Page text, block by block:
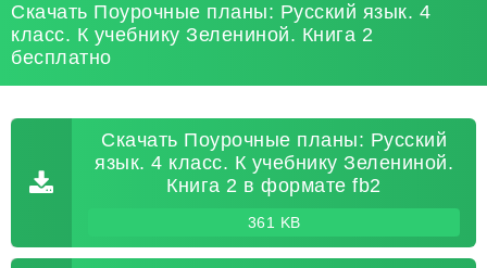
Скачать Поурочные планы: Русский язык. 4
класс. К учебнику Зелениной. Книга 2
бесплатно
Скачать Поурочные планы: Русский
язык. 4 класс. К учебнику Зелениной.
Книга 2 в формате fb2
361 KB